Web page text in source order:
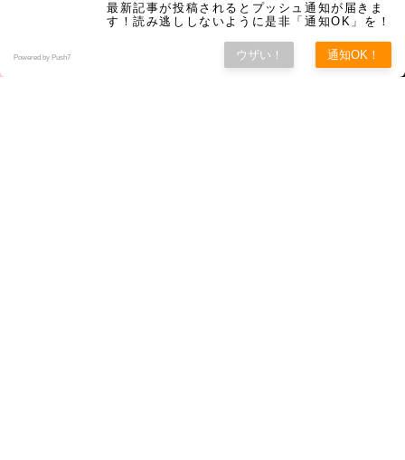
最新記事が投稿されるとプッシュ通知が届きま
す！読み逃ししないように是非「通知OK」を！
Powered by Push7 ウザい！ 通知OK！